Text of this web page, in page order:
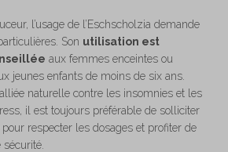
l’usage de l’Eschscholzia demande
Son utilisation est
aux femmes enceintes ou
jeunes enfants de moins de six ans.
naturelle contre les insomnies et les
il est toujours préférable de solliciter
pour respecter les dosages et profiter de